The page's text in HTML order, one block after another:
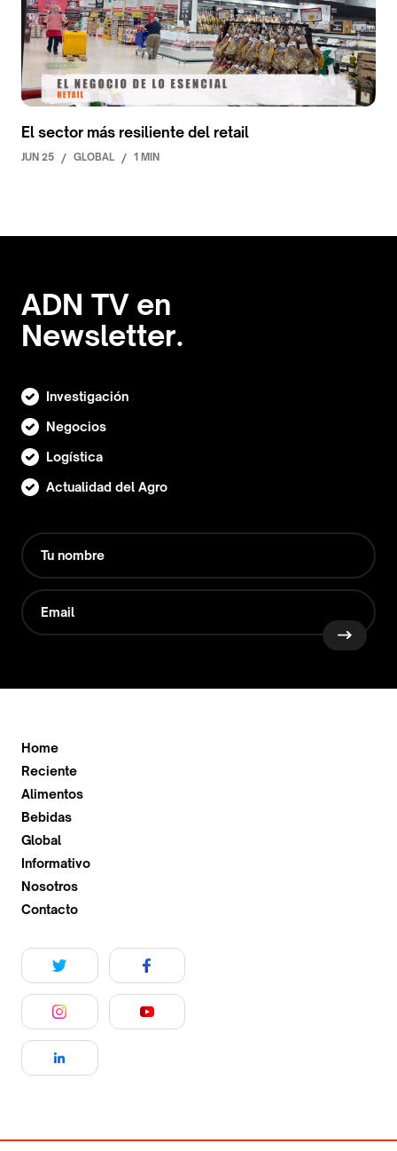
El sector más resiliente del retail
JUN 25 / GLOBAL / 1 MIN
ADN TV en
Newsletter.
Investigación
Negocios
Logística
Actualidad del Agro
Home
Reciente
Alimentos
Bebidas
Global
Informativo
Nosotros
Contacto